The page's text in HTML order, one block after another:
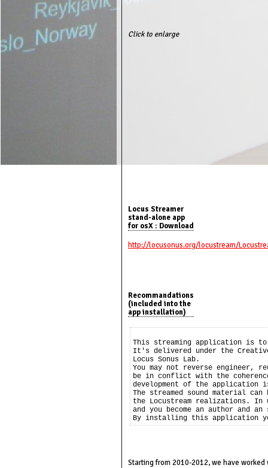
Click to enlarge
Locus Streamer
stand-alone app
for osX : Download
http://locusonus.org/locustream/
Recommandations
(included into the
app installation)
This streaming application is
It's delivered under the Creative
Locus Sonus Lab.
You may not reverse
be in conflict with the
development of the application
The streamed sound material
the Locustream realizations.
and you become an author and
Starting from 2010-2012, we have